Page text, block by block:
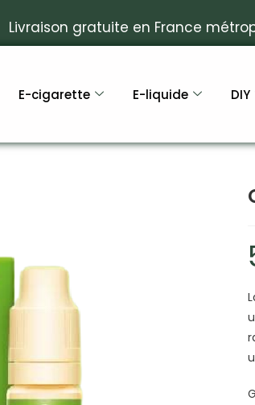
Livraison gratuite en France
E-cigarette E-liquide DIY